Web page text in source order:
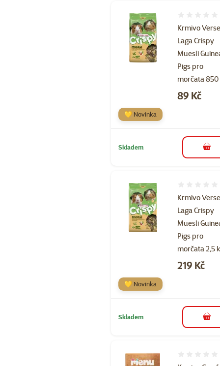
Krmivo
Laga Crispy
Muesli
Pigs pro
morčata 850
Cena
89 Kč
💛 Novinka
Skladem do
Krmivo
Laga Crispy
Muesli
Pigs pro
morčata 2,5
Cena
219 Kč
💛 Novinka
Skladem do